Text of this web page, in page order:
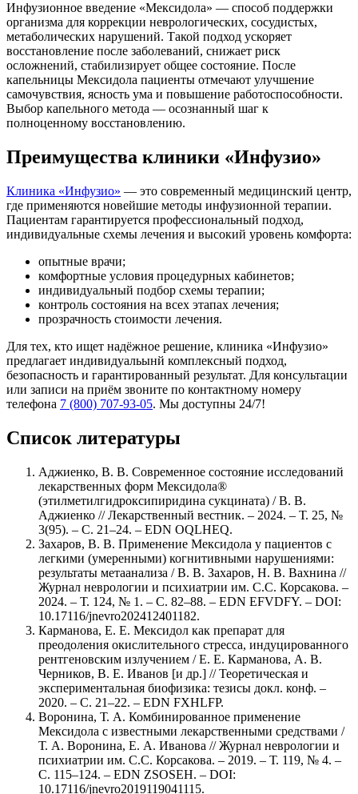
Инфузионное введение «Мексидола» — способ поддержки
организма для коррекции неврологических, сосудистых,
метаболических нарушений. Такой подход ускоряет
восстановление после заболеваний, снижает риск
осложнений, стабилизирует общее состояние. После
капельницы Мексидола пациенты отмечают улучшение
самочувствия, ясность ума и повышение работоспособности.
Выбор капельного метода — осознанный шаг к
полноценному восстановлению.
Преимущества клиники «Инфузио»
Клиника «Инфузио» — это современный медицинский центр,
где применяются новейшие методы инфузионной терапии.
Пациентам гарантируется профессиональный подход,
индивидуальные схемы лечения и высокий уровень комфорта:
опытные врачи;
комфортные условия процедурных кабинетов;
индивидуальный подбор схемы терапии;
контроль состояния на всех этапах лечения;
прозрачность стоимости лечения.
Для тех, кто ищет надёжное решение, клиника «Инфузио»
предлагает индивидуальынй комплексный подход,
безопасность и гарантированный результат. Для консультации
или записи на приём звоните по контактному номеру
телефона 7 (800) 707-93-05. Мы доступны 24/7!
Список литературы
Аджиенко, В. В. Современное состояние исследований
лекарственных форм Мексидола®
(этилметилгидроксипиридина сукцината) / В. В.
Аджиенко // Лекарственный вестник. – 2024. – Т. 25, №
3(95). – С. 21–24. – EDN OQLHEQ.
Захаров, В. В. Применение Мексидола у пациентов с
легкими (умеренными) когнитивными нарушениями:
результаты метаанализа / В. В. Захаров, Н. В. Вахнина //
Журнал неврологии и психиатрии им. С.С. Корсакова. –
2024. – Т. 124, № 1. – С. 82–88. – EDN EFVDFY. – DOI:
10.17116/jnevro202412401182.
Карманова, Е. Е. Мексидол как препарат для
преодоления окислительного стресса, индуцированного
рентгеновским излучением / Е. Е. Карманова, А. В.
Черников, В. Е. Иванов [и др.] // Теоретическая и
экспериментальная биофизика: тезисы докл. конф. –
2020. – С. 21–22. – EDN FXHLFP.
Воронина, Т. А. Комбинированное применение
Мексидола с известными лекарственными средствами /
Т. А. Воронина, Е. А. Иванова // Журнал неврологии и
психиатрии им. С.С. Корсакова. – 2019. – Т. 119, № 4. –
С. 115–124. – EDN ZSOSEH. – DOI:
10.17116/jnevro2019119041115.